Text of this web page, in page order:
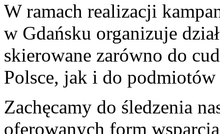
W ramach realizacji
w Gdańsku organizuje
skierowane zarówno do
Polsce, jak i do
Zachęcamy do śledzenia
oferowanych form